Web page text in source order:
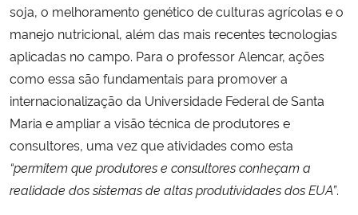
soja, o melhoramento genético de culturas agrícolas e o
manejo nutricional, além das mais recentes tecnologias
aplicadas no campo. Para o professor Alencar, ações
como essa são fundamentais para promover a
internacionalização da Universidade Federal de Santa
Maria e ampliar a visão técnica de produtores e
consultores, uma vez que atividades como esta
“permitem que produtores e consultores conheçam a
realidade dos sistemas de altas produtividades dos EUA”.